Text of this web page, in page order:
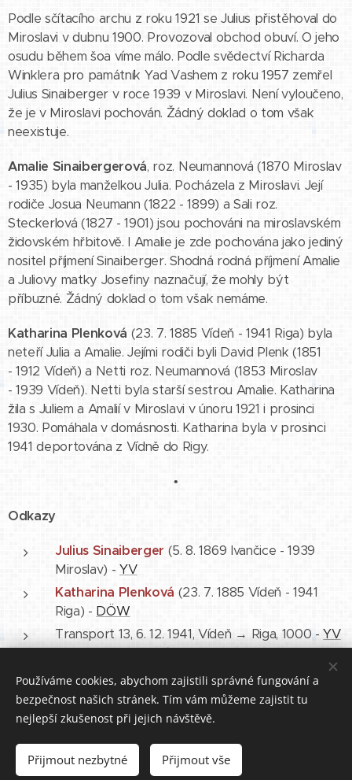
Podle sčítacího archu z roku 1921 se Julius přistěhoval do
Miroslavi v dubnu 1900. Provozoval obchod obuví. O jeho
osudu během šoa víme málo. Podle svědectví Richarda
Winklera pro památník Yad Vashem z roku 1957 zemřel
Julius Sinaiberger v roce 1939 v Miroslavi. Není vyloučeno,
že je v Miroslavi pochován. Žádný doklad o tom však
neexistuje.
Amalie Sinaibergerová, roz. Neumannová (1870 Miroslav
- 1935) byla manželkou Julia. Pocházela z Miroslavi. Její
rodiče Josua Neumann (1822 - 1899) a Sali roz.
Steckerlová (1827 - 1901) jsou pochováni na miroslavském
židovském hřbitově. I Amalie je zde pochována jako jediný
nositel příjmení Sinaiberger. Shodná rodná příjmení Amalie
a Juliovy matky Josefiny naznačují, že mohly být
příbuzné. Žádný doklad o tom však nemáme.
Katharina Plenková (23. 7. 1885 Vídeň - 1941 Riga) byla
neteří Julia a Amalie. Jejími rodiči byli David Plenk (1851
- 1912 Vídeň) a Netti roz. Neumannová (1853 Miroslav
- 1939 Vídeň). Netti byla starší sestrou Amalie. Katharina
žila s Juliem a Amalií v Miroslavi v únoru 1921 i prosinci
1930. Pomáhala v domásnosti. Katharina byla v prosinci
1941 deportována z Vídně do Rigy.
•
Odkazy
Julius Sinaiberger (5. 8. 1869 Ivančice - 1939
Miroslav) -YV
Katharina Plenková (23. 7. 1885 Vídeň - 1941
Riga) - DÖW
Transport 13, 6. 12. 1941, Vídeň → Riga, 1000 -YV
(Katharina Plenková)
Vytvořeno službou Webnode Cookies
Používáme cookies, abychom zajistili správné fungování a
bezpečnost našich stránek. Tím vám můžeme zajistit tu
nejlepší zkušenost při jejich návštěvě.
Přijmout nezbytné Přijmout vše